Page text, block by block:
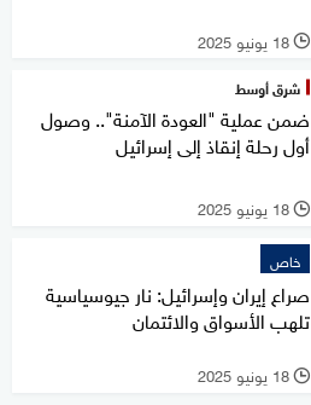
l 18 يونيو 2025
شرق أوسط
ضمن عملية "العودة الآمنة".. وصول
أول رحلة إنقاذ إلى إسرائيل
l 18 يونيو 2025
خاص
صراع إيران وإسرائيل: نار جيوسياسية
تلهب الأسواق والائتمان
l 18 يونيو 2025